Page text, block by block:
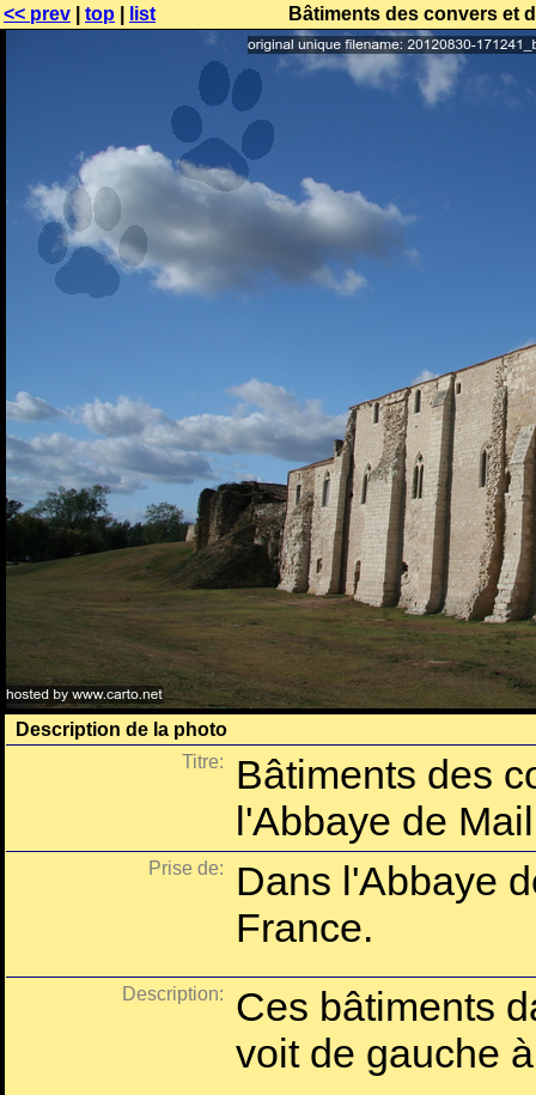
<< prev top list Bâtiments des convers et
Description de la photo
Titre:
Bâtiments des
l'Abbaye de
Prise de:
Dans l'Abbaye
France.
Description:
Ces bâtiments
voit de gauche